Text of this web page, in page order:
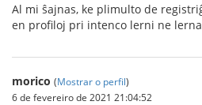
Al mi ŝajnas, ke plimulto de
en profiloj pri intenco lerni ne
morico (Mostrar o perfil)
6 de fevereiro de 2021 21:04:52